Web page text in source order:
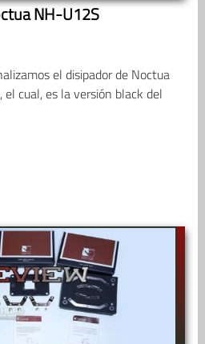
NH-U12S
el disipador de Noctua
cual, es la versión black del